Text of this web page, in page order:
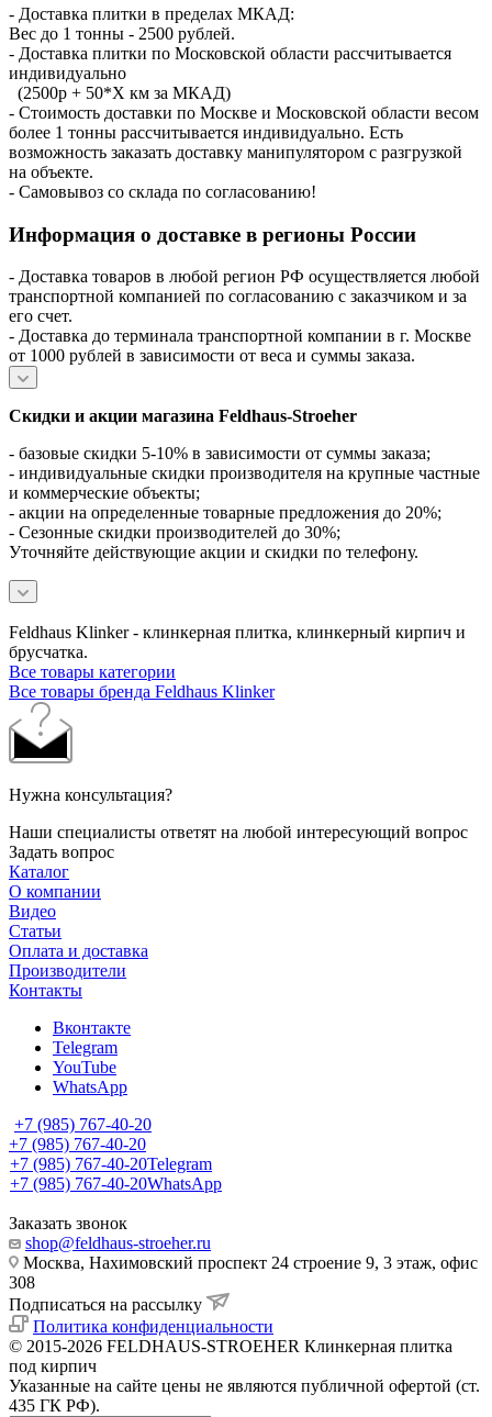
- Доставка плитки в пределах МКАД:
Вес до 1 тонны - 2500 рублей.
- Доставка плитки по Московской области рассчитывается
индивидуально
(2500р + 50*X км за МКАД)
- Стоимость доставки по Москве и Московской области весом
более 1 тонны рассчитывается индивидуально. Есть
возможность заказать доставку манипулятором с разгрузкой
на объекте.
- Самовывоз со склада по согласованию!
Информация о доставке в регионы России
- Доставка товаров в любой регион РФ осуществляется любой
транспортной компанией по согласованию с заказчиком и за
его счет.
- Доставка до терминала транспортной компании в г. Москве
от 1000 рублей в зависимости от веса и суммы заказа.
Скидки и акции магазина Feldhaus-Stroeher
- базовые скидки 5-10% в зависимости от суммы заказа;
- индивидуальные скидки производителя на крупные частные
и коммерческие объекты;
- акции на определенные товарные предложения до 20%;
- Сезонные скидки производителей до 30%;
Уточняйте действующие акции и скидки по телефону.
Feldhaus Klinker - клинкерная плитка, клинкерный кирпич и
брусчатка.
Все товары категории
Все товары бренда Feldhaus Klinker
Нужна консультация?
Наши специалисты ответят на любой интересующий вопрос
Задать вопрос
Каталог
О компании
Видео
Статьи
Оплата и доставка
Производители
Контакты
Вконтакте
Telegram
YouTube
WhatsApp
+7 (985) 767-40-20
+7 (985) 767-40-20
+7 (985) 767-40-20Telegram
+7 (985) 767-40-20WhatsApp
Заказать звонок
shop@feldhaus-stroeher.ru
Москва, Нахимовский проспект 24 строение 9, 3 этаж, офис
308
Подписаться на рассылку
Политика конфиденциальности
© 2015-2026 FELDHAUS-STROEHER Клинкерная плитка
под кирпич
Указанные на сайте цены не являются публичной офертой (ст.
435 ГК РФ).